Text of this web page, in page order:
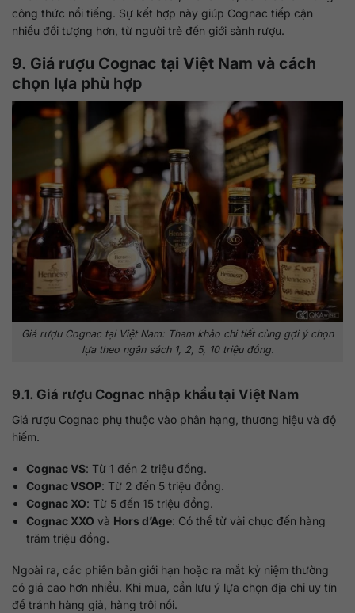
công thức nổi tiếng. Sự kết hợp này giúp Cognac tiếp cận
nhiều đối tượng hơn, từ người trẻ đến giới sành rượu.
9. Giá rượu Cognac tại Việt Nam và cách
chọn lựa phù hợp
Giá rượu Cognac tại Việt Nam: Tham khảo chi tiết cùng gợi ý chọn
lựa theo ngân sách 1, 2, 5, 10 triệu đồng.
9.1. Giá rượu Cognac nhập khẩu tại Việt Nam
Giá rượu Cognac phụ thuộc vào phân hạng, thương hiệu và độ
hiếm.
Cognac VS: Từ 1 đến 2 triệu đồng.
Cognac VSOP: Từ 2 đến 5 triệu đồng.
Cognac XO: Từ 5 đến 15 triệu đồng.
Cognac XXO và Hors d’Age: Có thể từ vài chục đến hàng
trăm triệu đồng.
Ngoài ra, các phiên bản giới hạn hoặc ra mắt kỷ niệm thường
có giá cao hơn nhiều. Khi mua, cần lưu ý lựa chọn địa chỉ uy tín
để tránh hàng giả, hàng trôi nổi.